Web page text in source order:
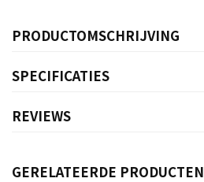
PRODUCTOMSCHRIJVING
SPECIFICATIES
REVIEWS
GERELATEERDE PRODUCTEN